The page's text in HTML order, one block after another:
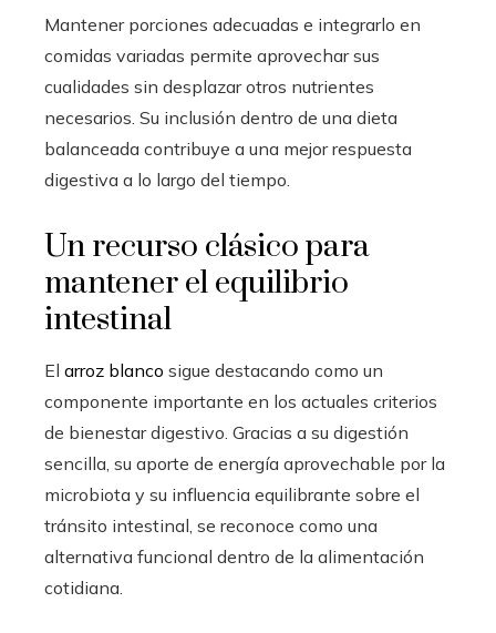
Mantener porciones adecuadas e integrarlo en
comidas variadas permite aprovechar sus
cualidades sin desplazar otros nutrientes
necesarios. Su inclusión dentro de una dieta
balanceada contribuye a una mejor respuesta
digestiva a lo largo del tiempo.
Un recurso clásico para
mantener el equilibrio
intestinal
El arroz blanco sigue destacando como un
componente importante en los actuales criterios
de bienestar digestivo. Gracias a su digestión
sencilla, su aporte de energía aprovechable por la
microbiota y su influencia equilibrante sobre el
tránsito intestinal, se reconoce como una
alternativa funcional dentro de la alimentación
cotidiana.